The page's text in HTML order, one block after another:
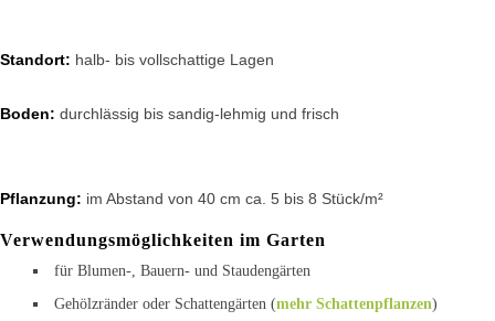
Standort: halb- bis vollschattige Lagen
Boden: durchlässig bis sandig-lehmig und frisch
Pflanzung: im Abstand von 40 cm ca. 5 bis 8 Stück/m²
Verwendungsmöglichkeiten im Garten
für Blumen-, Bauern- und Staudengärten
Gehölzränder oder Schattengärten (mehr Schattenpflanzen)